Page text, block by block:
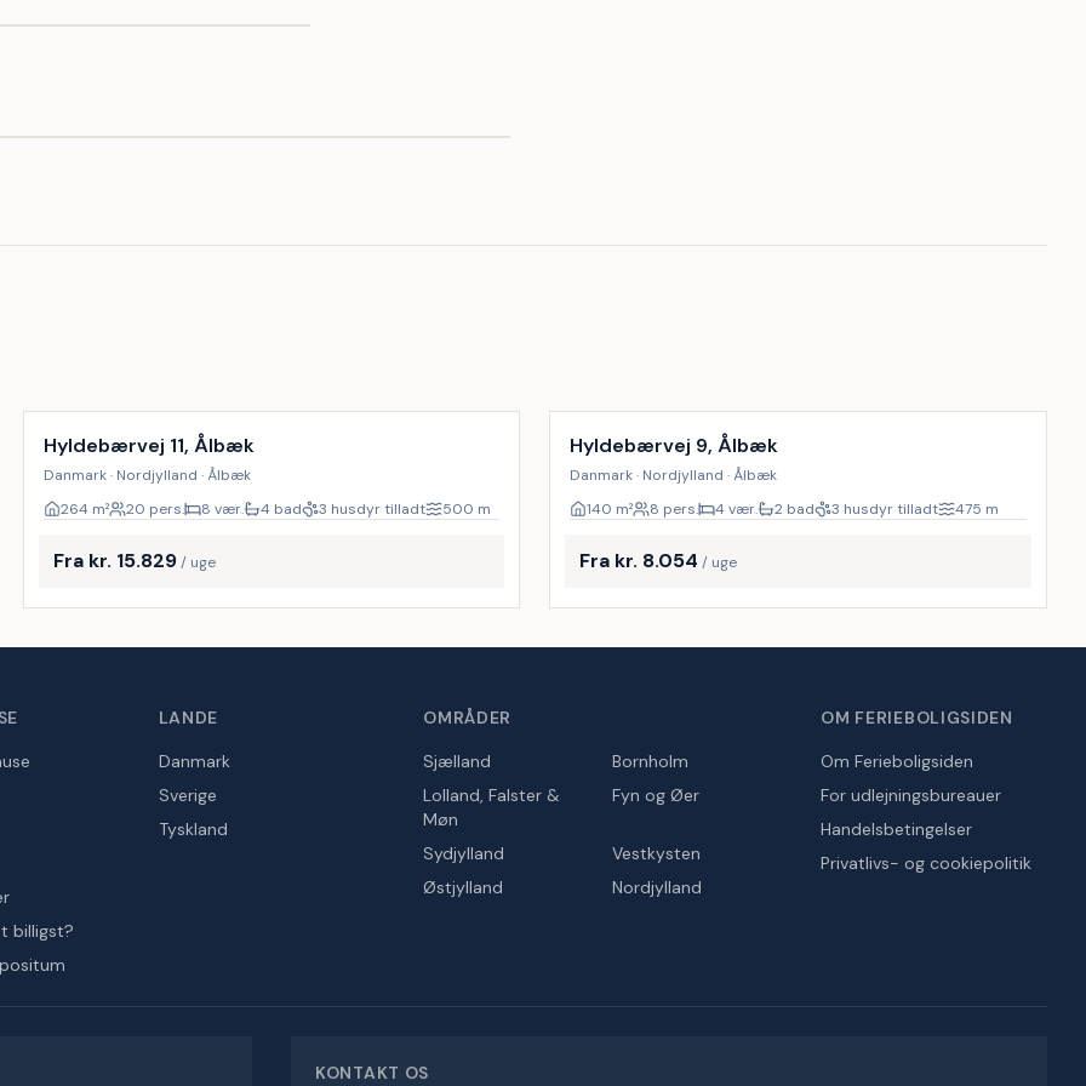
Hyldebærvej 11, Ålbæk
Danmark · Nordjylland · Ålbæk
264m² 20 pers. 8 vær. 4 bad 3 husdyr tilladt 500 m
Fra kr. 15.829 / uge
Hyldebærvej 9, Ålbæk
Danmark · Nordjylland · Ålbæk
140 m² 8 pers. 4 vær. 2 bad 3 husdyr tilladt 475 m
Fra kr. 8.054 / uge
billigst?
LANDE
Danmark
Sverige
Tyskland
OMRÅDER
Sjælland
Bornholm
Lolland, Falster &
Møn
Fyn og Øer
Sydjylland
Vestkysten
Østjylland
Nordjylland
OM FERIEBOLIGSIDEN
Om Ferieboligsiden
For udlejningsbureauer
Handelsbetingelser
Privatlivs- og cookiepolitik
KONTAKT OS